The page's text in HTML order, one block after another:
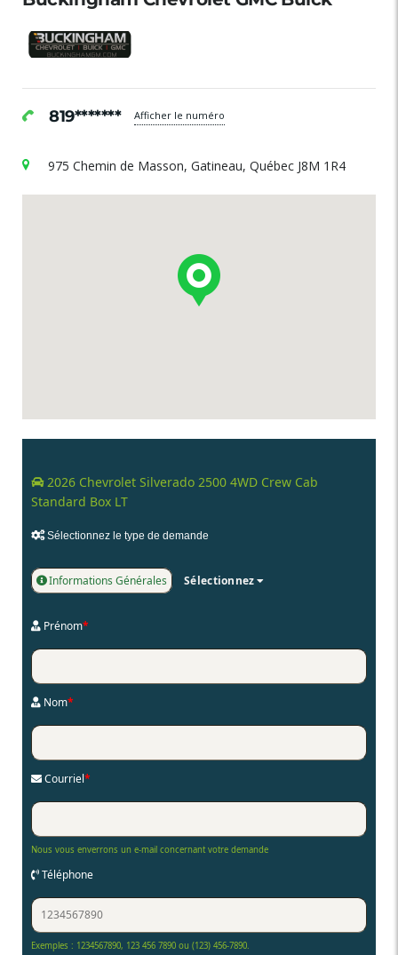
819******* Afficher le numéro
975 Chemin de Masson, Gatineau, Québec J8M 1R4
2026 Chevrolet Silverado 2500 4WD Crew Cab
Standard Box LT
Sélectionnez le type de demande
Informations Générales Sélectionnez
Prénom*
Nom*
Courriel*
Nous vous enverrons un e-mail concernant votre demande
Téléphone
Exemples : 1234567890, 123 456 7890 ou (123) 456-7890.